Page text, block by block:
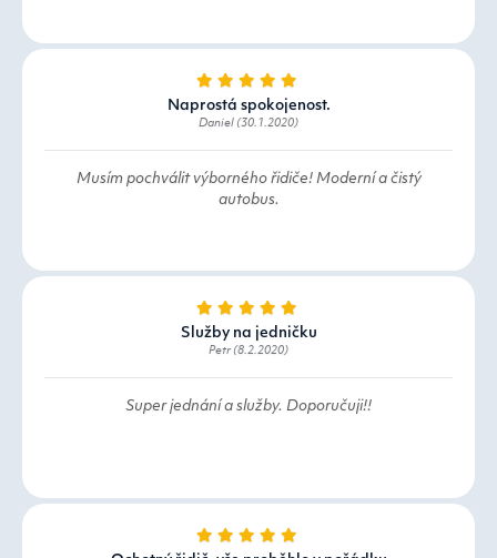
Naprostá spokojenost.
Daniel (30.1.2020)
Musím pochválit výborného řidiče! Moderní a čistý
autobus.
Služby na jedničku
Petr (8.2.2020)
Super jednání a služby. Doporučuji!!